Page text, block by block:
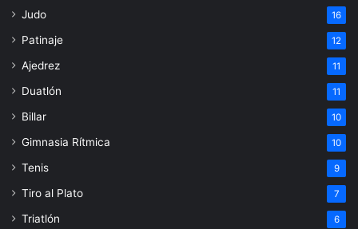
Judo 16
Patinaje 12
Ajedrez 11
Duatlón 11
Billar 10
Gimnasia Rítmica 10
Tenis 9
Tiro al Plato 7
Triatlón 6